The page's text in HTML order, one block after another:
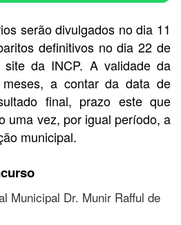
serão divulgados no dia 11
definitivos no dia 22 de
da INCP. A validade da
a contar da data de
final, prazo este que
uma vez, por igual período, a
municipal.
Municipal Dr. Munir Rafful de